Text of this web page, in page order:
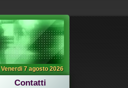
Venerdi 7 agosto 2026
Contatti